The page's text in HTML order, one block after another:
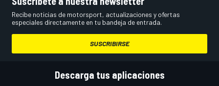
Recibe noticias de motorsport, actualizaciones y ofertas
especiales directamente en tu bandeja de entrada.
SUSCRIBIRSE
Descarga tus aplicaciones